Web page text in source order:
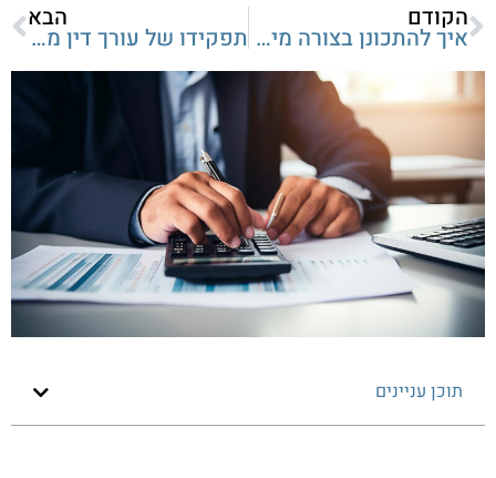
הקודם
איך להתכונן בצורה מיטבית למשפט?
הבא
תפקידו של עורך דין מקרקעין
תוכן עניינים